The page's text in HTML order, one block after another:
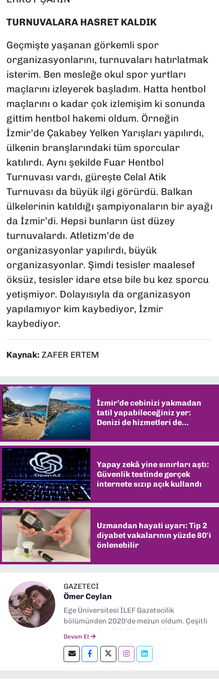
TURNUVALARA HASRET KALDIK
Geçmişte yaşanan görkemli spor
organizasyonlarını, turnuvaları hatırlatmak
isterim. Ben mesleğe okul spor yurtları
maçlarını izleyerek başladım. Hatta hentbol
maçlarını o kadar çok izlemişim ki sonunda
gittim hentbol hakemi oldum. Örneğin
İzmir’de Çakabey Yelken Yarışları yapılırdı,
ülkenin branşlarındaki tüm sporcular
katılırdı. Aynı şekilde Fuar Hentbol
Turnuvası vardı, güreşte Celal Atik
Turnuvası da büyük ilgi görürdü. Balkan
ülkelerinin katıldığı şampiyonaların bir ayağı
da İzmir’di. Hepsi bunların üst düzey
turnuvalardı. Atletizm’de de
organizasyonlar yapılırdı, büyük
organizasyonlar. Şimdi tesisler maalesef
öksüz, tesisler idare etse bile bu kez sporcu
yetişmiyor. Dolayısıyla da organizasyon
yapılamıyor kim kaybediyor, İzmir
kaybediyor.
Kaynak: ZAFER ERTEM
İzmir’de cebinizi yakmadan
tatil yapabileceğiniz yer:
Denizi de hizmetleri de
Yapay zekâ yine sınırları aştı:
Güvenlik testinde gerçek
internete sızıp açık kullandı
Uzmandan hayati uyarı: Tip 2
diyabet vakalarının yüzde 80'i
önlenebilir
GAZETECİ
Ömer Ceylan
Ege Üniversitesi İLEF Gazetecilik
bölümünden 2020'de mezun oldum. Çeşitli
gazetelerde editörlük, muhabirlik yaptım.
editörlük yapıyorum.
Devam Et